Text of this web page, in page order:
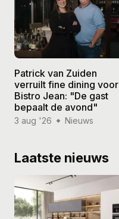
Patrick van Zuiden
verruilt fine dining voor
Bistro Jean: "De gast
bepaalt de avond"
3 aug '26 Nieuws
Laatste nieuws